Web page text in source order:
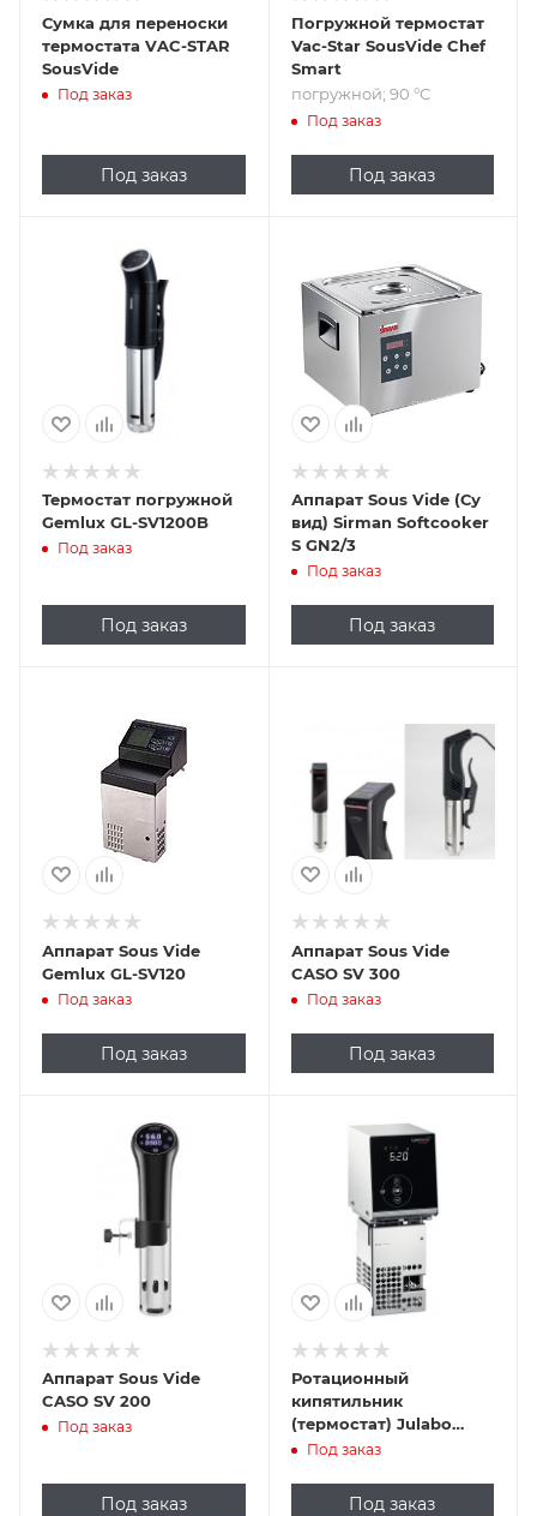
Сумка для переноски
термостата VAC-STAR
SousVide
Под заказ
Под заказ
Погружной термостат
Vac-Star SousVide Chef
Smart
погружной; 90 °С
Под заказ
Под заказ
Термостат погружной
Gemlux GL-SV1200B
Под заказ
Под заказ
Аппарат Sous Vide (Су
вид) Sirman Softcooker
S GN2/3
Под заказ
Под заказ
Аппарат Sous Vide
Gemlux GL-SV120
Под заказ
Под заказ
Аппарат Sous Vide
CASO SV 300
Под заказ
Под заказ
Аппарат Sous Vide
CASO SV 200
Под заказ
Под заказ
Ротационный
кипятильник
(термостат) Julabo
PEARL
Под заказ
Под заказ